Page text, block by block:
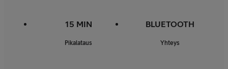
15 MIN
Pikalataus
BLUETOOTH
Yhteys